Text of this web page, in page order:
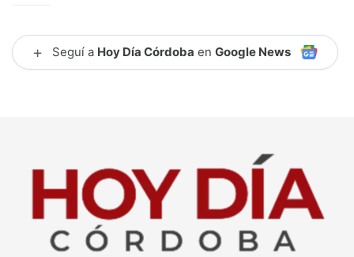
+ Seguí a Hoy Día Córdoba en Google News